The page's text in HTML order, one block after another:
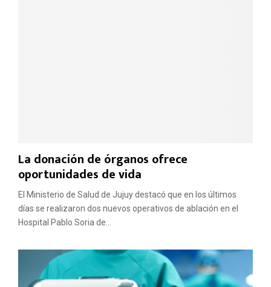
La donación de órganos ofrece
oportunidades de vida
El Ministerio de Salud de Jujuy destacó que en los últimos
días se realizaron dos nuevos operativos de ablación en el
Hospital Pablo Soria de...